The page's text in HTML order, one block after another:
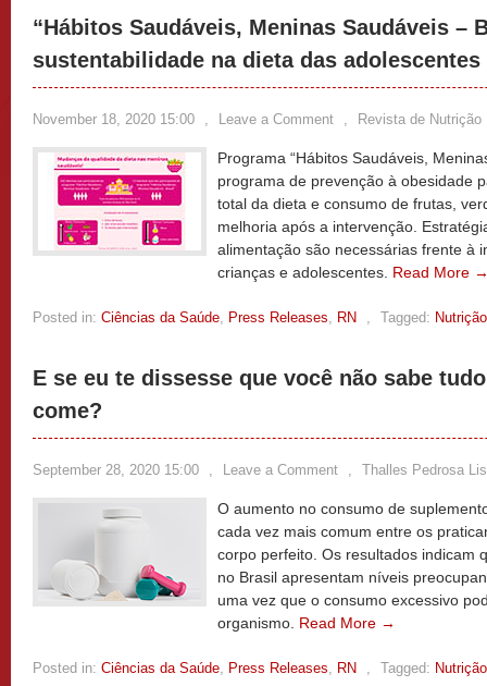
“Hábitos Saudáveis, Meninas Saudáveis –
sustentabilidade na dieta das adolescentes
November 18, 2020 15:00 , Leave a Comment , Revista de Nutrição
Programa “Hábitos Saudáveis,
programa de prevenção à obesidade
total da dieta e consumo de frutas,
melhoria após a intervenção.
alimentação são necessárias frente à
crianças e adolescentes. Read More
Posted in: Ciências da Saúde, Press Releases, RN , Tagged: Nutrição
E se eu te dissesse que você não sabe
come?
September 28, 2020 15:00 , Leave a Comment , Thalles Pedrosa
O aumento no consumo de
cada vez mais comum entre os
corpo perfeito. Os resultados indicam
no Brasil apresentam níveis
uma vez que o consumo excessivo
organismo. Read More →
Posted in: Ciências da Saúde, Press Releases, RN , Tagged: Nutrição